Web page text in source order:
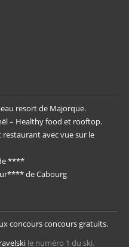
resort de Majorque.
– Healthy food et rooftop.
avec vue sur le
****
de Cabourg
concoursconcours gratuits.
le numéro 1 du ski.